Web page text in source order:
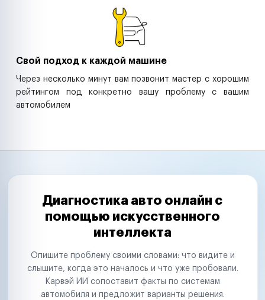
Свой подход к каждой машине
Через несколько минут вам позвонит мастер с хорошим
рейтингом под конкретно вашу проблему с вашим
автомобилем
Диагностика авто онлайн с
помощью искусственного
интеллекта
Опишите проблему своими словами: что видите и
слышите, когда это началось и что уже пробовали.
Карвэй ИИ сопоставит факты по системам
автомобиля и предложит варианты решения.